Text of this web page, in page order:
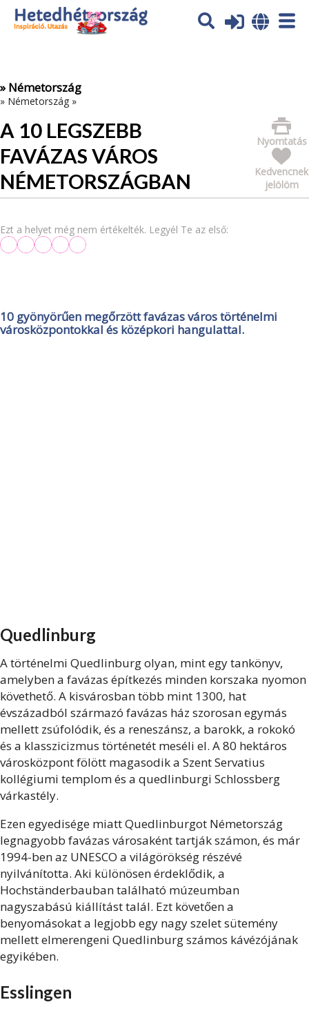
Az oldal sütiket (cookies) használ. További tájékoztatás itt:
Adatvédelmi tájékoztató
» Németország
» Németország »
A 10 LEGSZEBB
FAVÁZAS VÁROS
NÉMETORSZÁGBAN
Nyomtatás
Kedvencnek
jelölöm
Ezt a helyet még nem értékelték. Legyél Te az első:
10 gyönyörűen megőrzött favázas város történelmi
városközpontokkal és középkori hangulattal.
Quedlinburg
A történelmi Quedlinburg olyan, mint egy tankönyv,
amelyben a favázas építkezés minden korszaka nyomon
követhető. A kisvárosban több mint 1300, hat
évszázadból származó favázas ház szorosan egymás
mellett zsúfolódik, és a reneszánsz, a barokk, a rokokó
és a klasszicizmus történetét meséli el. A 80 hektáros
városközpont fölött magasodik a Szent Servatius
kollégiumi templom és a quedlinburgi Schlossberg
várkastély.
Ezen egyedisége miatt Quedlinburgot Németország
legnagyobb favázas városaként tartják számon, és már
1994-ben az UNESCO a világörökség részévé
nyilvánította. Aki különösen érdeklődik, a
Hochständerbauban található múzeumban
nagyszabású kiállítást talál. Ezt követően a
benyomásokat a legjobb egy nagy szelet sütemény
mellett elmerengeni Quedlinburg számos kávézójának
egyikében.
Esslingen